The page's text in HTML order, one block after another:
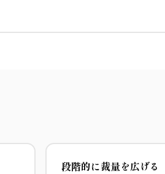
段階的に裁量を広げる